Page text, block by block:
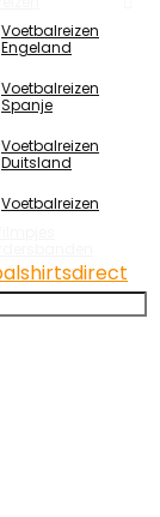
Voetbalreizen
Engeland
Voetbalreizen
Spanje
Voetbalreizen
Duitsland
Voetbalreizen